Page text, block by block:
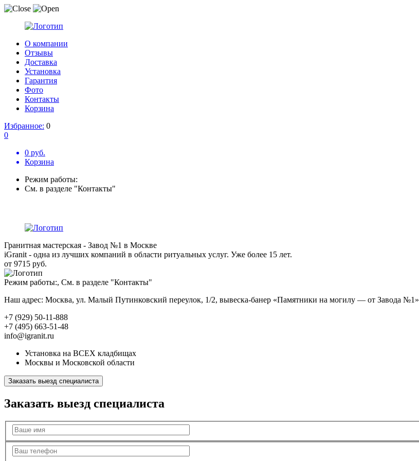
О компании
Отзывы
Доставка
Установка
Гарантия
Фото
Контакты
Корзина
Избранное: 0
0
0 руб.
Корзина
Режим работы:
См. в разделе "Контакты"
Гранитная мастерская - Завод №1 в Москве
iGranit - одна из лучших компаний в области ритуальных услуг. Уже более 15 лет.
от 9715 руб.
Режим работы:, См. в разделе "Контакты"
Наш адрес: Москва, ул. Малый Путинковский переулок, 1/2, вывеска-банер «Памятники на могилу — от Завода №1»
+7 (929) 50-11-888
+7 (495) 663-51-48
info@igranit.ru
Установка на ВСЕХ кладбищах
Москвы и Московской области
Заказать выезд специалиста
Заказать выезд специалиста